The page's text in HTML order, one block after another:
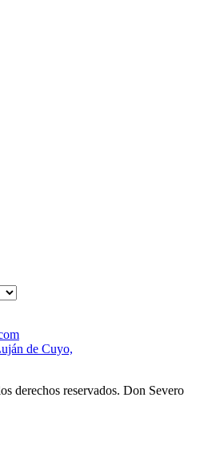
de Cuyo,
derechos reservados. Don Severo